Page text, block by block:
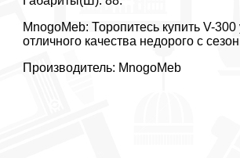
MnogoMeb: Торопитесь купить V-
отличного качества недорого с
Производитель: MnogoMeb